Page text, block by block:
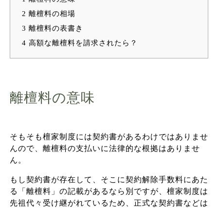
2 離檀料の相場
3 離檀料の表書き
4 高額な離檀料を請求されたら？
離檀料の意味
そもそも檀家制度には契約書があるわけではありませ
んので、離檀料の支払いに法律的な根拠はありませ
ん。
もし契約書が存在して、そこに契約解除手数料にあた
る「離檀料」の記載があるなら別ですが、檀家制度は
先祖代々受け継がれているため、正式な契約書などは